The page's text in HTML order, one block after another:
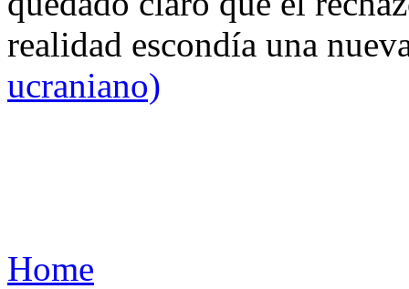
realidad escondía una
ucraniano)
Home